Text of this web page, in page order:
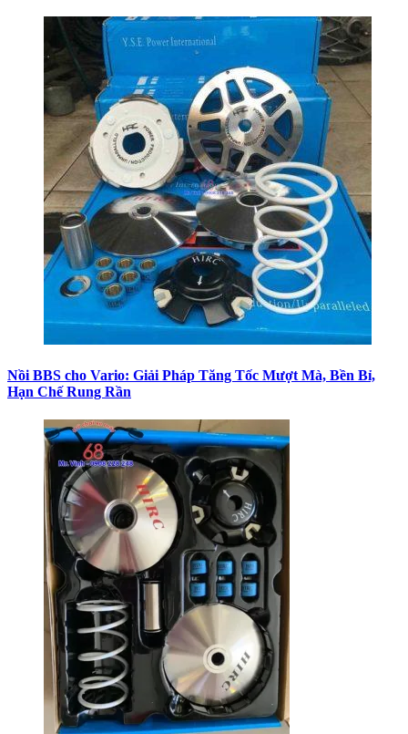
Nồi BBS cho Vario: Giải Pháp Tăng Tốc Mượt Mà, Bền Bỉ,
Hạn Chế Rung Rần